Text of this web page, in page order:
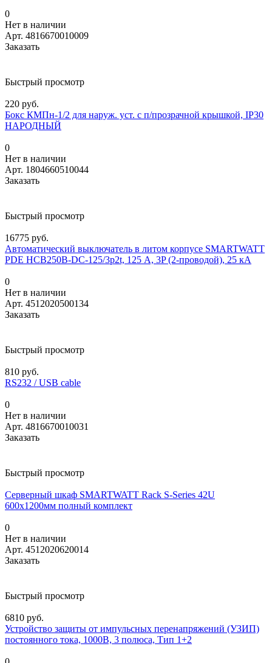
0
Нет в наличии
Арт. 4816670010009
Заказать
Быстрый просмотр
220 руб.
Бокс КМПн-1/2 для наруж. уст. с п/прозрачной крышкой, IP30
НАРОДНЫЙ
0
Нет в наличии
Арт. 1804660510044
Заказать
Быстрый просмотр
16775 руб.
Автоматический выключатель в литом корпусе SMARTWATT
PDE HCB250B-DC-125/3p2t, 125 А, 3P (2-проводой), 25 кА
0
Нет в наличии
Арт. 4512020500134
Заказать
Быстрый просмотр
810 руб.
RS232 / USB cable
0
Нет в наличии
Арт. 4816670010031
Заказать
Быстрый просмотр
Серверный шкаф SMARTWATT Rack S-Series 42U
600x1200мм полный комплект
0
Нет в наличии
Арт. 4512020620014
Заказать
Быстрый просмотр
6810 руб.
Устройство защиты от импульсных перенапряжений (УЗИП)
постоянного тока, 1000В, 3 полюса, Тип 1+2